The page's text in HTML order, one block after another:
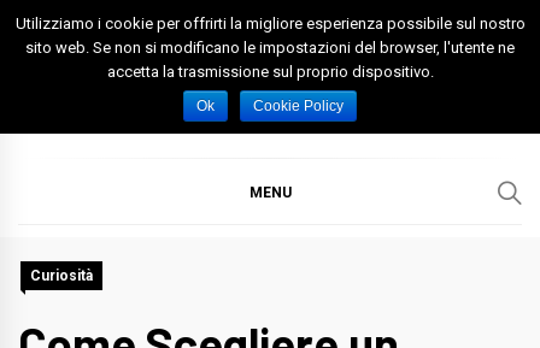
Skip
Spazio Foggia
Foggia News Calcio Eventi e Attività nella Capitanata
MENU
Curiosità
Utilizziamo i cookie per offrirti la migliore esperienza possibile sul nostro
sito web. Se non si modificano le impostazioni del browser, l'utente ne
accetta la trasmissione sul proprio dispositivo.
Ok Cookie Policy